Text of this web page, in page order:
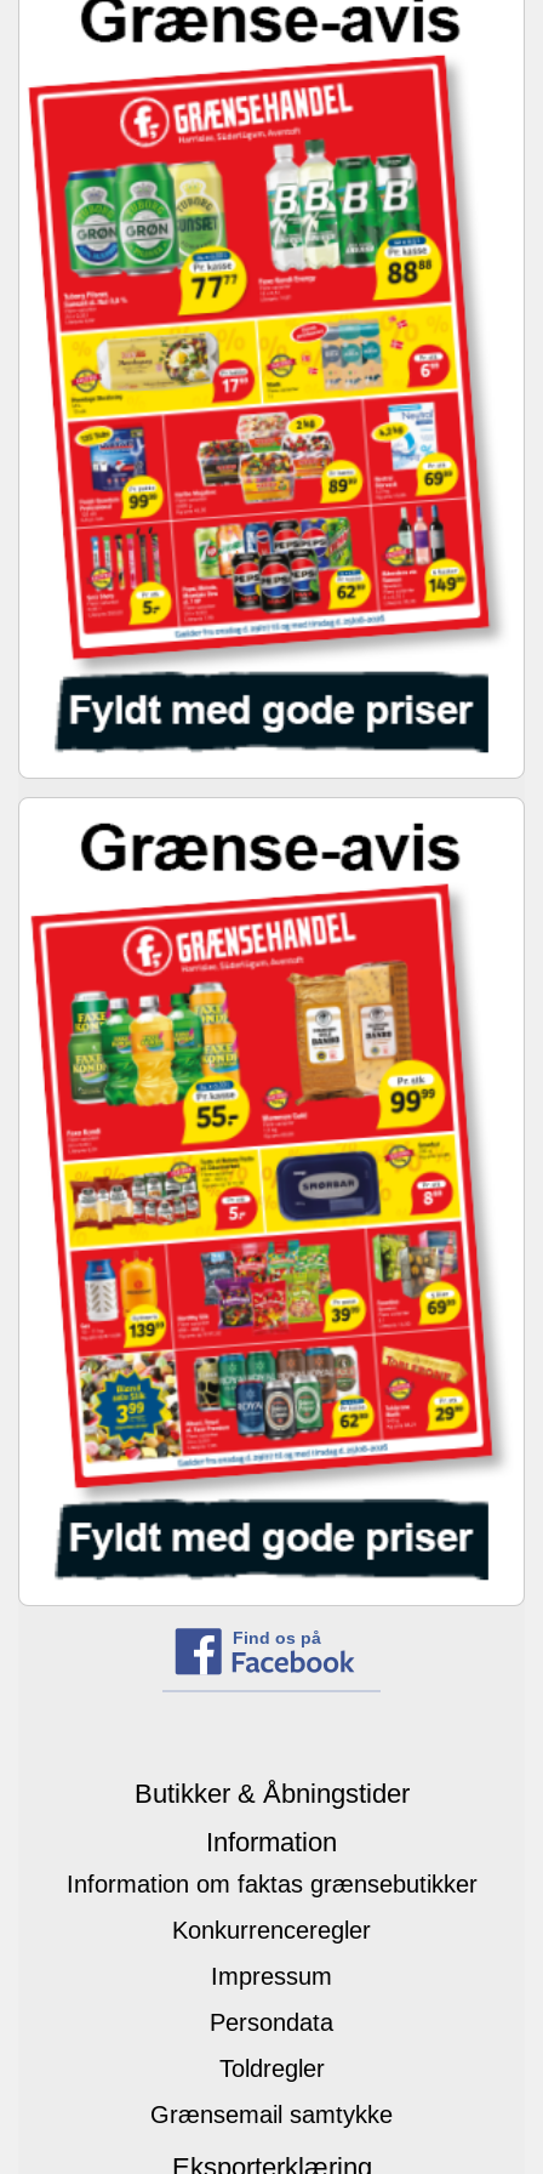
Find os på
Butikker & Åbningstider
Information
Information om faktas grænsebutikker
Konkurrenceregler
Impressum
Persondata
Toldregler
Grænsemail samtykke
Eksporterklæring